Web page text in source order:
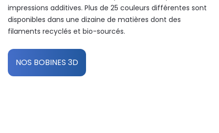
impressions additives. Plus de 25 couleurs différentes sont
disponibles dans une dizaine de matières dont des
filaments recyclés et bio-sourcés.
NOS BOBINES 3D